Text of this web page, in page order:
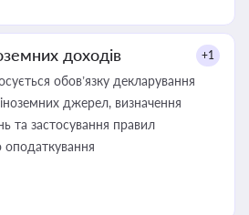
доходів +1
обов’язку декларування
джерел, визначення
та застосування правил
оподаткування